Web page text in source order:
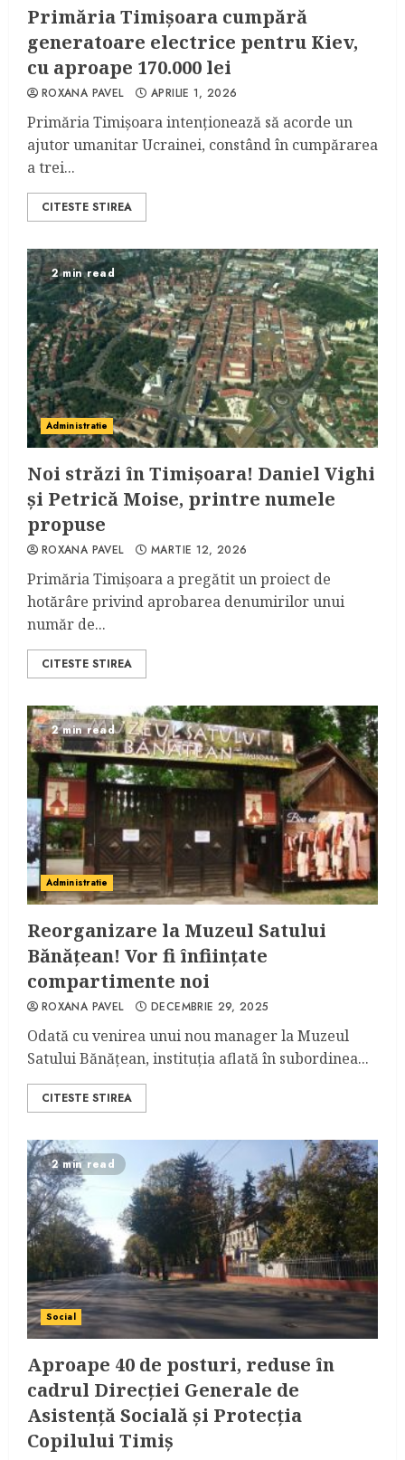
Primăria Timișoara cumpără
generatoare electrice pentru Kiev,
cu aproape 170.000 lei
ROXANA PAVEL APRILIE 1, 2026
Primăria Timișoara intenționează să acorde un
ajutor umanitar Ucrainei, constând în cumpărarea
a trei...
CITESTE STIREA
2 min read
Administratie
Noi străzi în Timișoara! Daniel Vighi
și Petrică Moise, printre numele
propuse
ROXANA PAVEL MARTIE 12, 2026
Primăria Timișoara a pregătit un proiect de
hotărâre privind aprobarea denumirilor unui
număr de...
CITESTE STIREA
2 min read
Administratie
Reorganizare la Muzeul Satului
Bănățean! Vor fi înființate
compartimente noi
ROXANA PAVEL DECEMBRIE 29, 2025
Odată cu venirea unui nou manager la Muzeul
Satului Bănățean, instituția aflată în subordinea...
CITESTE STIREA
2 min read
Social
Aproape 40 de posturi, reduse în
cadrul Direcției Generale de
Asistență Socială și Protecția
Copilului Timiș